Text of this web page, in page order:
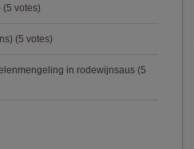
(5 votes)
(5 votes)
in rodewijnsaus (5